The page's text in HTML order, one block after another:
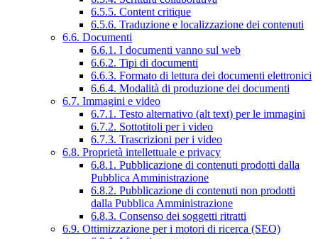
6.5.5. Content critique
6.5.6. Traduzione e localizzazione dei contenuti
6.6. Documenti
6.6.1. I documenti vanno sul web
6.6.2. Tipi di documenti
6.6.3. Formato di lettura dei documenti elettronici
6.6.4. Modalità di produzione dei documenti
6.7. Immagini e video
6.7.1. Testo alternativo (alt text) per le immagini
6.7.2. Sottotitoli per i video
6.7.3. Trascrizioni per i video
6.8. Proprietà intellettuale e privacy
6.8.1. Pubblicazione di contenuti prodotti dalla
Pubblica Amministrazione
6.8.2. Pubblicazione di contenuti non prodotti
dalla Pubblica Amministrazione
6.8.3. Consenso dei soggetti ritratti
6.9. Ottimizzazione per i motori di ricerca (SEO)